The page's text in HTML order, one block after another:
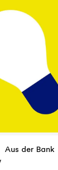
Aus der Bank